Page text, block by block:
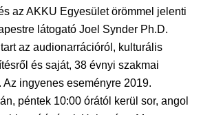
az AKKU Egyesület örömmel jelenti
látogató Joel Synder Ph.D.
az audionarrációról, kulturális
és saját, 38 évnyi szakmai
Az ingyenes eseményre 2019.
péntek 10:00 órától kerül sor, angol